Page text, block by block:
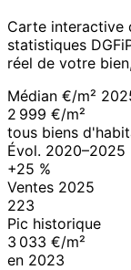
Carte interactive
statistiques
réel de votre
Médian €/m²
2 999 €/m²
tous biens
Évol. 2020–2025
+25 %
Ventes 2025
223
Pic historique
3 033 €/m²
en 2023